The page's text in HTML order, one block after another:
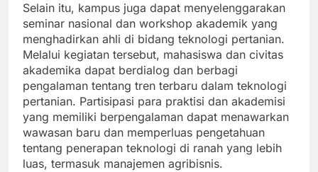
Selain itu, kampus juga dapat menyelenggarakan
seminar nasional dan workshop akademik yang
menghadirkan ahli di bidang teknologi pertanian.
Melalui kegiatan tersebut, mahasiswa dan civitas
akademika dapat berdialog dan berbagi
pengalaman tentang tren terbaru dalam teknologi
pertanian. Partisipasi para praktisi dan akademisi
yang memiliki berpengalaman dapat menawarkan
wawasan baru dan memperluas pengetahuan
tentang penerapan teknologi di ranah yang lebih
luas, termasuk manajemen agribisnis.